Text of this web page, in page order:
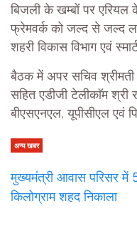
बिजली के खम्बों पर
फ्रेमवर्क को जल्द से जल्द
शहरी विकास विभाग एवं
बैठक में अपर सचिव श्रीमती
सहित एडीजी टेलीकाॅम श्री
बीएसएनएल, यूपीसीएल एवं
अन्य खबर
मुख्यमंत्री आवास परिसर में
किलोग्राम शहद निकाला